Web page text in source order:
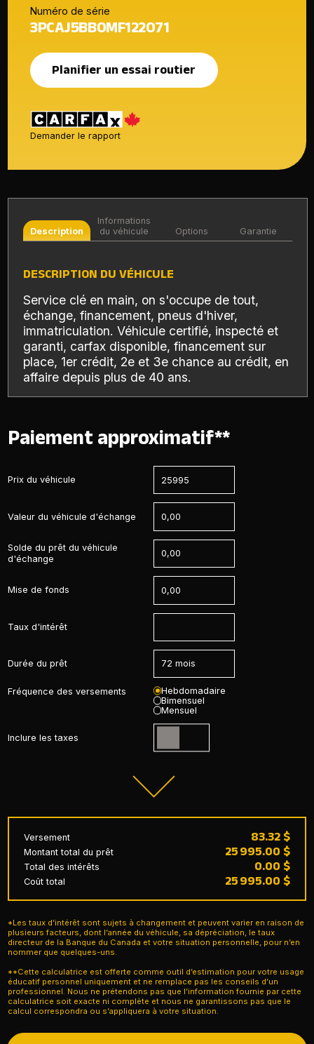
Numéro de série
3PCAJ5BB0MF122071
Planifier un essai routier
Demander le rapport
Description
Informations
du véhicule
Options Garantie
DESCRIPTION DU VÉHICULE
Service clé en main, on s'occupe de tout,
échange, financement, pneus d'hiver,
immatriculation. Véhicule certifié, inspecté et
garanti, carfax disponible, financement sur
place, 1er crédit, 2e et 3e chance au crédit, en
affaire depuis plus de 40 ans.
Paiement approximatif**
Prix du véhicule
Valeur du véhicule d'échange
Solde du prêt du véhicule
d'échange
Mise de fonds
Taux d'intérêt
Durée du prêt
Fréquence des versements
Hebdomadaire
Bimensuel
Mensuel
Inclure les taxes
Versement 83.32 $
Montant total du prêt 25 995.00 $
Total des intérêts 0.00 $
Coût total 25 995.00 $